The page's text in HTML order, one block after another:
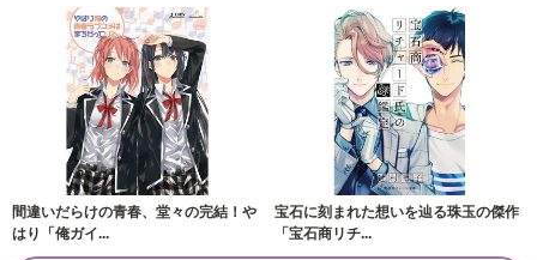
間違いだらけの青春、堂々の完結！や
はり「俺ガイ...
宝石に刻まれた想いを辿る珠玉の傑作
「宝石商リチ...